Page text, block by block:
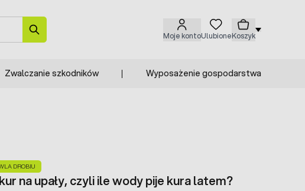
Moje kontoUlubioneKoszyk
Zwalczanie szkodników Wyposażenie gospodarstwa
DROBIU
na upały, czyli ile wody pije kura latem?